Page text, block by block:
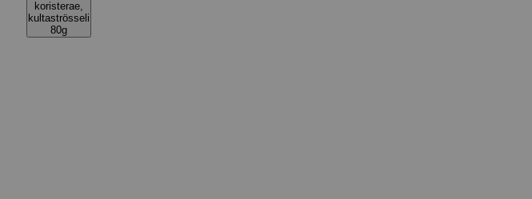
koristerae,
kultaströsseli
80g